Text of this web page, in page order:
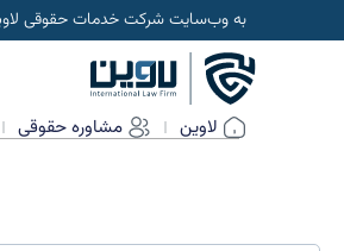
به وب‌سایت شرکت خدمات حقوقی
لاوین مشاوره حقوقی